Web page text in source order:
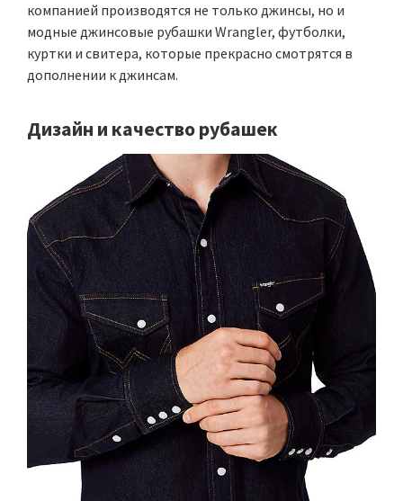
компанией производятся не только джинсы, но и
модные джинсовые рубашки Wrangler, футболки,
куртки и свитера, которые прекрасно смотрятся в
дополнении к джинсам.
Дизайн и качество рубашек